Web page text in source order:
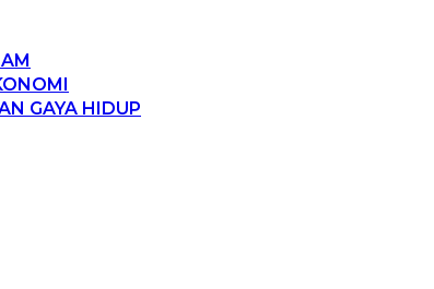
GAYA HIDUP